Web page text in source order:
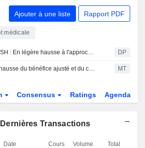
Ajouter à une liste Rapport PDF
médicale
DAX-FLASH : En légère hausse à l'approche de ses récents records - huit valeurs du Dax sous surveillance DP
Qiagen : hausse du bénéfice ajusté et du chiffre d'affaires au deuxième trimestre MT
Consensus Ratings Agenda
Dernières Transactions
Date Cours Volume Total